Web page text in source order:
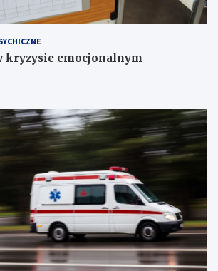
kryzysie emocjonalnym